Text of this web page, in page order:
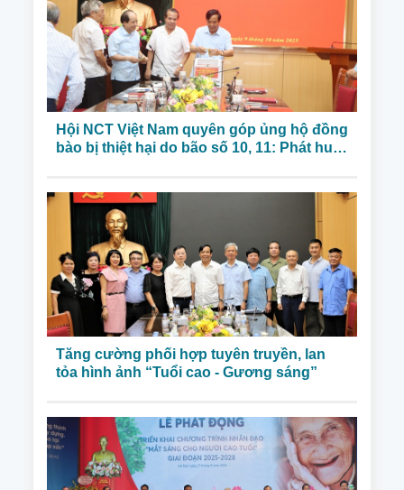
Hội NCT Việt Nam quyên góp ủng hộ đồng
bào bị thiệt hại do bão số 10, 11: Phát huy
Tăng cường phối hợp tuyên truyền, lan
tỏa hình ảnh “Tuổi cao - Gương sáng”